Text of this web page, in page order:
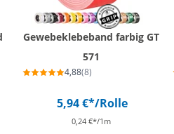
Gewebeklebeband farbig GT
571
4,88(8)
5,94 €*/Rolle
0,24 €*/1m